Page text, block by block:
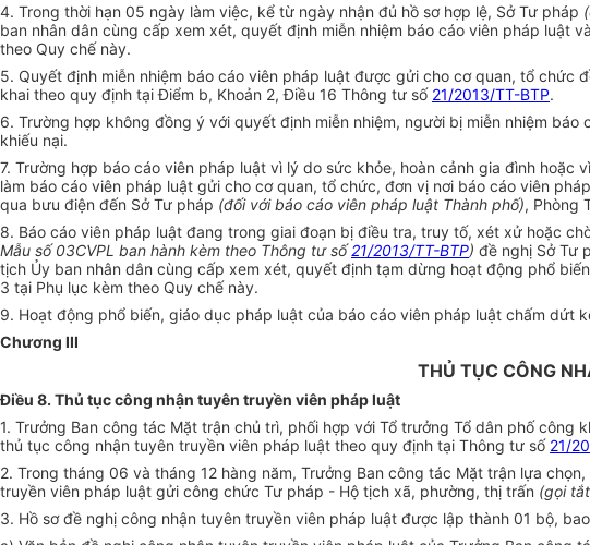
4. Trong thời hạn 05 ngày làm việc, kể từ ngày nhận đủ hồ sơ hợp lệ, Sở Tư pháp
ban nhân dân cùng cấp xem xét, quyết định miễn nhiệm báo cáo viên pháp luật
theo Quy chế này.
5. Quyết định miễn nhiệm báo cáo viên pháp luật được gửi cho cơ quan, tổ
khai theo quy định tại Điểm b, Khoản 2, Điều 16 Thông tư số 21/2013/TT-BTP.
6. Trường hợp không đồng ý với quyết định miễn nhiệm, người bị miễn nhiệm
khiếu nại.
7. Trường hợp báo cáo viên pháp luật vì lý do sức khỏe, hoàn cảnh gia đình
làm báo cáo viên pháp luật gửi cho cơ quan, tổ chức, đơn vị nơi báo cáo viên
qua bưu điện đến Sở Tư pháp (đối với báo cáo viên pháp luật Thành phố), Phòng
8. Báo cáo viên pháp luật đang trong giai đoạn bị điều tra, truy tố, xét xử hoặc
Mẫu số 03CVPL ban hành kèm theo Thông tư số21/2013/TT-BTP) đề nghị Sở Tư
tịch Ủy ban nhân dân cùng cấp xem xét, quyết định tạm dừng hoạt động phổ
3 tại Phụ lục kèm theo Quy chế này.
9. Hoạt động phổ biến, giáo dục pháp luật của báo cáo viên pháp luật chấm dứt
Chương III
THỦ TỤC CÔNG
Điều 8. Thủ tục công nhận tuyên truyền viên pháp luật
1. Trưởng Ban công tác Mặt trận chủ trì, phối hợp với Tổ trưởng Tổ dân phố
thủ tục công nhận tuyên truyền viên pháp luật theo quy định tại Thông tư số 21/
2. Trong tháng 06 và tháng 12 hàng năm, Trưởng Ban công tác Mặt trận lựa
truyền viên pháp luật gửi công chức Tư pháp - Hộ tịch xã, phường, thị trấn (gọi
3. Hồ sơ đề nghị công nhận tuyên truyền viên pháp luật được lập thành 01 bộ,